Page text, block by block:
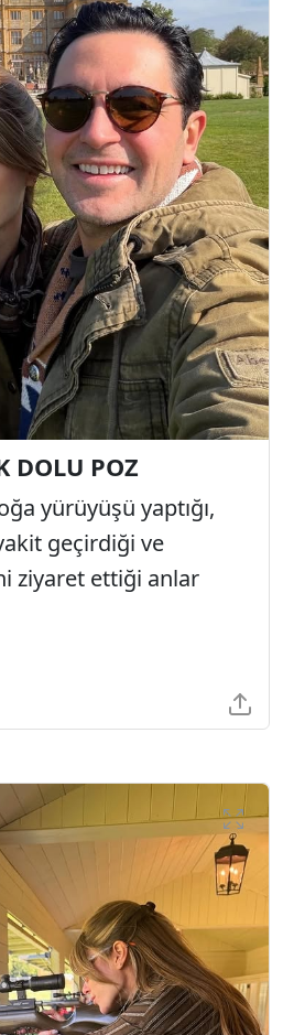
DOLU POZ
yürüyüşü yaptığı,
geçirdiği ve
ziyaret ettiği anlar